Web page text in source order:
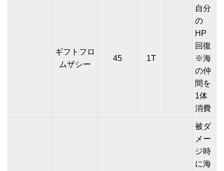
ギフトフロ
ムザシー
45 1T
自分
の
HP
回復
※海
の仲
間を
1体
消費
被ダ
メー
ジ時
に海